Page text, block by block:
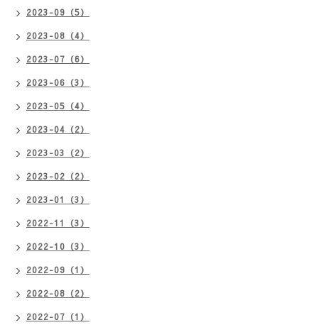
2023-09（5）
2023-08（4）
2023-07（6）
2023-06（3）
2023-05（4）
2023-04（2）
2023-03（2）
2023-02（2）
2023-01（3）
2022-11（3）
2022-10（3）
2022-09（1）
2022-08（2）
2022-07（1）